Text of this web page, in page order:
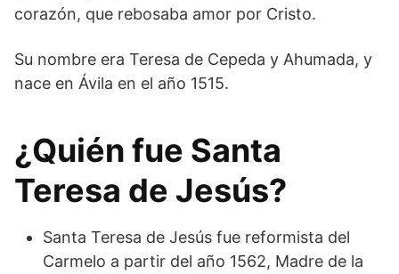
corazón, que rebosaba amor por Cristo.
Su nombre era Teresa de Cepeda y Ahumada, y
nace en Ávila en el año 1515.
¿Quién fue Santa
Teresa de Jesús?
Santa Teresa de Jesús fue reformista del
Carmelo a partir del año 1562, Madre de la